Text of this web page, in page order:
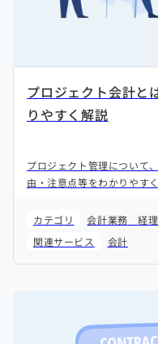
プロジェクト会計と
りやすく解説
プロジェクト管理について
由・注意点等をわかりやす
カテゴリ 会計業務
経理
関連サービス
会計